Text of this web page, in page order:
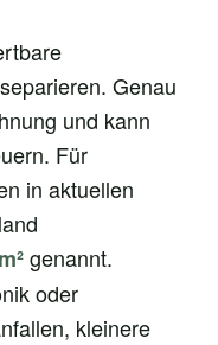
Genau
und kann
Für
in aktuellen
genannt.
oder
kleinere